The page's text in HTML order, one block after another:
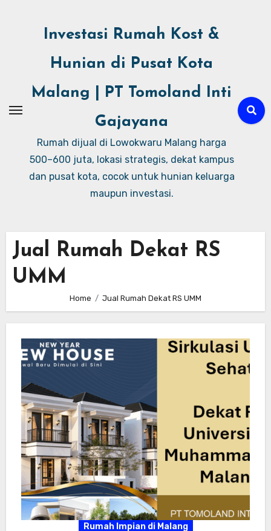
Investasi Rumah Kost &
Hunian di Pusat Kota
Malang | PT Tomoland Inti
Gajayana
Rumah dijual di Lowokwaru Malang harga
500–600 juta, lokasi strategis, dekat kampus
dan pusat kota, cocok untuk hunian keluarga
maupun investasi.
Jual Rumah Dekat RS
UMM
Home Jual Rumah Dekat RS UMM
Rumah Impian di Malang